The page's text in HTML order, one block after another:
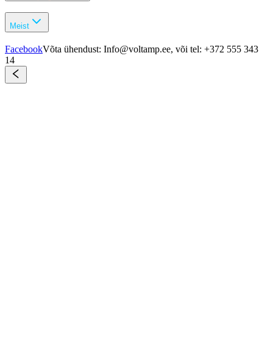
Meist
FacebookVõta ühendust: Info@voltamp.ee, või tel: +372 555 343
14